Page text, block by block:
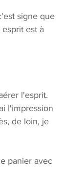
signe que
est à
l'esprit.
l'impression
de loin, je
panier avec